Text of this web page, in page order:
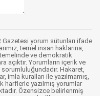
Gazetesi yorum sütunları ifade
temel insan haklarına,
ve demokratik
açıktır. Yorumların içerik ve
Hakaret,
imla kuralları ile yazılmamış,
harflerle yazılmış yorumlar
Özensizce belirlenmiş